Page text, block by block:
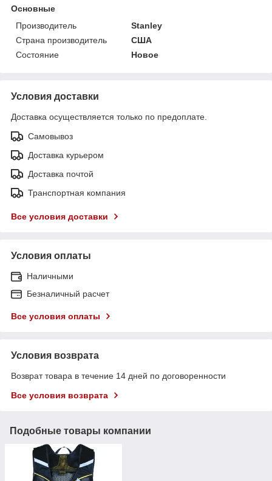
Основные
Производитель
Stanley
Страна производитель
США
Состояние
Новое
Условия доставки
Доставка осуществляется только по предоплате.
Самовывоз
Доставка курьером
Доставка почтой
Транспортная компания
Все условия доставки
Условия оплаты
Наличными
Безналичный расчет
Все условия оплаты
Условия возврата
Возврат товара в течение 14 дней по договоренности
Все условия возврата
Подобные товары компании